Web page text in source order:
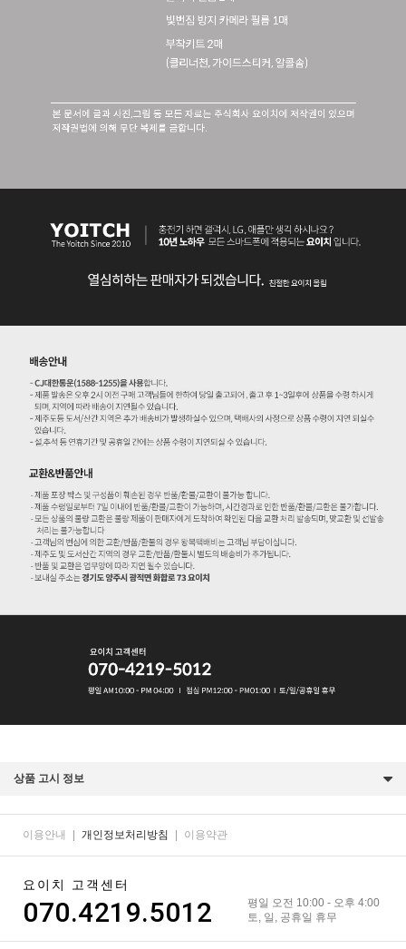
상품 고시 정보
이용안내 개인정보처리방침 이용약관
요이치 고객센터
070.4219.5012
평일 오전 10:00 - 오후 4:00
토, 일, 공휴일 휴무